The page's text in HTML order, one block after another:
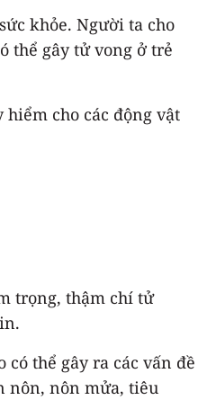
khỏe. Người ta cho
thể gây tử vong ở trẻ
cho các động vật
trọng, thậm chí tử
thể gây ra các vấn đề
nôn, nôn mửa, tiêu